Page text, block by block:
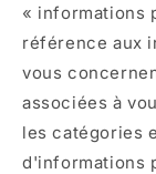
« informations
référence aux
vous
associées à
les catégories
d'informations